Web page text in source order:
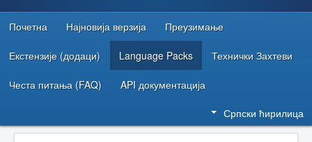
РЕСУРСИ ЗА РАЗВОЈ
Почетна Најновија верзија Преузимање
Екстензије (додаци) Language Packs Технички Захтеви
Честа питања (FAQ) API документација
Српски ћирилица